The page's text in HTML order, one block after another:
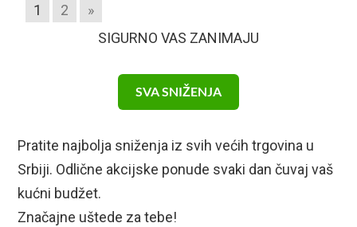
1 2
»
SIGURNO VAS ZANIMAJU
SVA SNIŽENJA
Pratite najbolja sniženja iz svih većih trgovina u
Srbiji. Odlične akcijske ponude svaki dan čuvaj vaš
kućni budžet.
Značajne uštede za tebe!